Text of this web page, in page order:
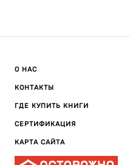
О НАС
КОНТАКТЫ
ГДЕ КУПИТЬ КНИГИ
СЕРТИФИКАЦИЯ
КАРТА САЙТА